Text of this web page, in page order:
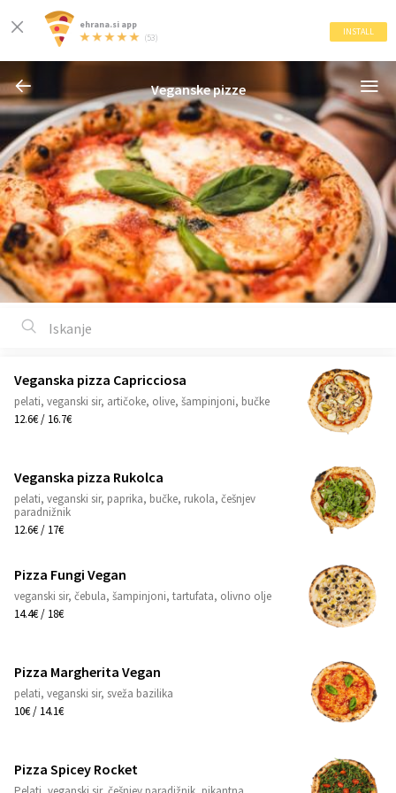
ehrana.si app
(53)
INSTALL
Veganske pizze
Veganska pizza Capricciosa
pelati, veganski sir, artičoke, olive, šampinjoni, bučke
12.6€ / 16.7€
Veganska pizza Rukolca
pelati, veganski sir, paprika, bučke, rukola, češnjev
paradnižnik
12.6€ / 17€
Pizza Fungi Vegan
veganski sir, čebula, šampinjoni, tartufata, olivno olje
14.4€ / 18€
Pizza Margherita Vegan
pelati, veganski sir, sveža bazilika
10€ / 14.1€
Pizza Spicey Rocket